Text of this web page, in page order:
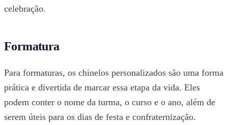
celebração.
Formatura
Para formaturas, os chinelos personalizados são uma forma
prática e divertida de marcar essa etapa da vida. Eles
podem conter o nome da turma, o curso e o ano, além de
serem úteis para os dias de festa e confraternização.